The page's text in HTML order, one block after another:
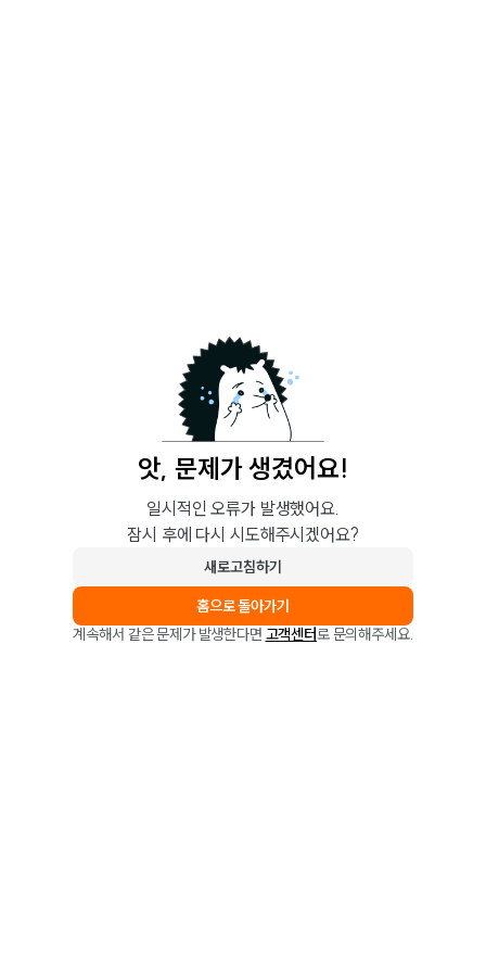
앗, 문제가 생겼어요!
일시적인 오류가 발생했어요.
잠시 후에 다시 시도해주시겠어요?
새로고침하기
홈으로 돌아가기
계속해서 같은 문제가 발생한다면 고객센터로 문의해주세요.